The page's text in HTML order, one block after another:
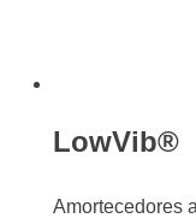
LowVib®
Amortecedores